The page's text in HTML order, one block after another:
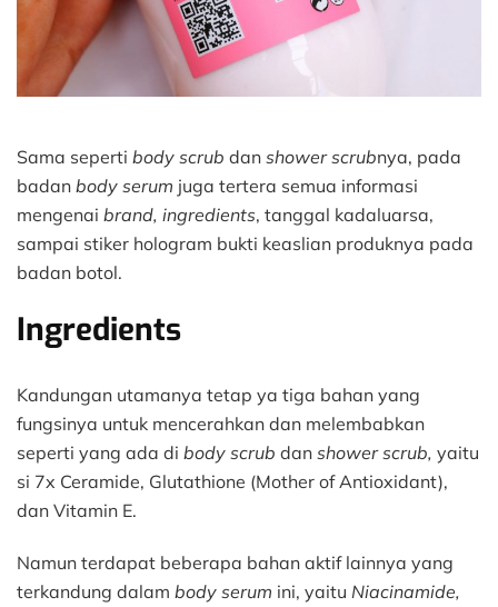
Sama seperti body scrub dan shower scrubnya, pada
badan body serum juga tertera semua informasi
mengenai brand, ingredients, tanggal kadaluarsa,
sampai stiker hologram bukti keaslian produknya pada
badan botol.
Ingredients
Kandungan utamanya tetap ya tiga bahan yang
fungsinya untuk mencerahkan dan melembabkan
seperti yang ada di body scrub dan shower scrub, yaitu
si 7x Ceramide, Glutathione (Mother of Antioxidant),
dan Vitamin E.
Namun terdapat beberapa bahan aktif lainnya yang
terkandung dalam body serum ini, yaitu Niacinamide,